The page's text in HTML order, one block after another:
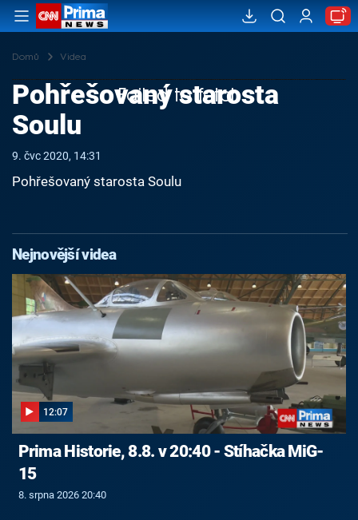
Domů Videa
Failed to fetch
Pohřešovaný starosta
Soulu
9. čvc 2020, 14:31
Pohřešovaný starosta Soulu
Nejnovější videa
12:07
Prima Historie, 8.8. v 20:40 - Stíhačka MiG-
15
8. srpna 2026 20:40